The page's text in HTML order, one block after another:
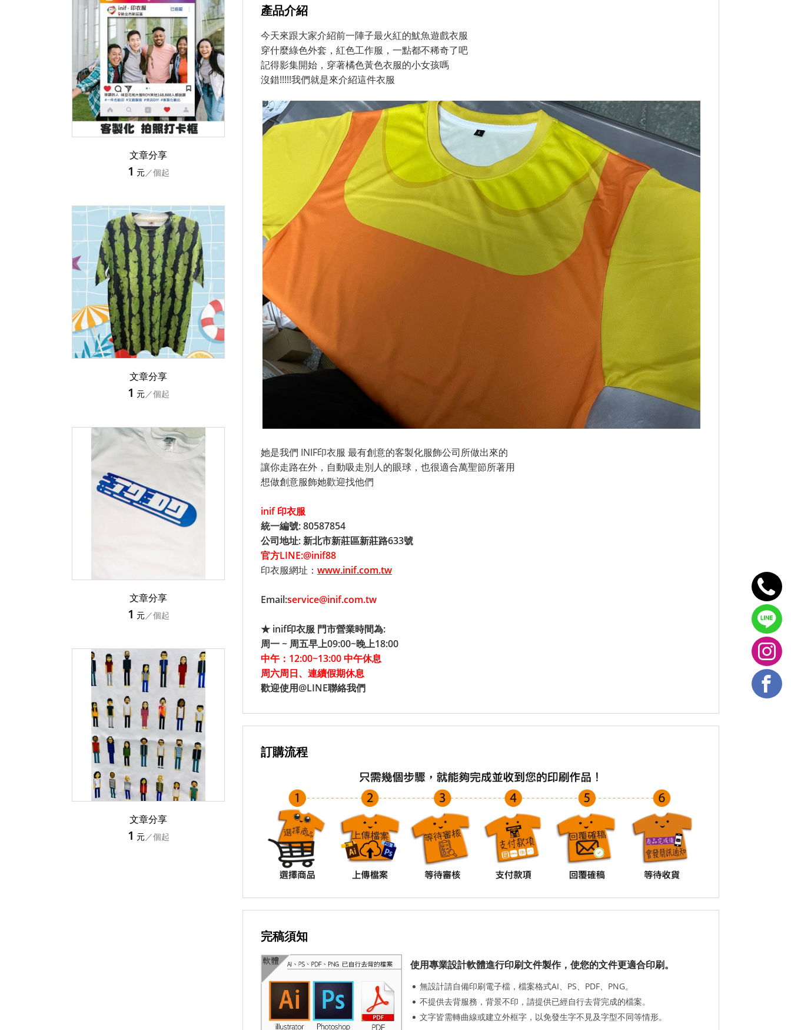
文章分享
1 元／個起
文章分享
1 元／個起
文章分享
1 元／個起
文章分享
1 元／個起
產品介紹
今天來跟大家介紹前一陣子最火紅的魷魚遊戲衣服
穿什麼綠色外套，紅色工作服，一點都不稀奇了吧
記得影集開始，穿著橘色黃色衣服的小女孩嗎
沒錯!!!!!我們就是來介紹這件衣服
她是我們 INIF印衣服 最有創意的客製化服飾公司所做出來的
讓你走路在外，自動吸走別人的眼球，也很適合萬聖節所著用
想做創意服飾她歡迎找他們
inif 印衣服
統一編號:80587854
公司地址:新北市新莊區新莊路633號
官方LINE:@inif88
印衣服網址： www.inif.com.tw
Email:service@inif.com.tw
★ inif印衣服 門市營業時間為:
周一 ~ 周五早上09:00~晚上18:00
中午：12:00~13:00 中午休息
周六周日、連續假期休息
歡迎使用@LINE聯絡我們
訂購流程
完稿須知
使用專業設計軟體進行印刷文件製作，使您的文件更適合印刷。
無設計請自備印刷電子檔，檔案格式AI、PS、PDF、PNG。
不提供去背服務，背景不印，請提供已經自行去背完成的檔案。
文字皆需轉曲線或建立外框字，以免發生字不見及字型不同等情形。